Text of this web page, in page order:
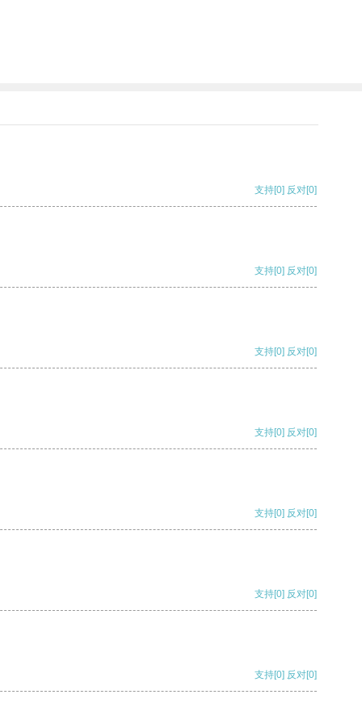
支持[0] 反对[0]
支持[0] 反对[0]
支持[0] 反对[0]
支持[0] 反对[0]
支持[0] 反对[0]
支持[0] 反对[0]
支持[0] 反对[0]